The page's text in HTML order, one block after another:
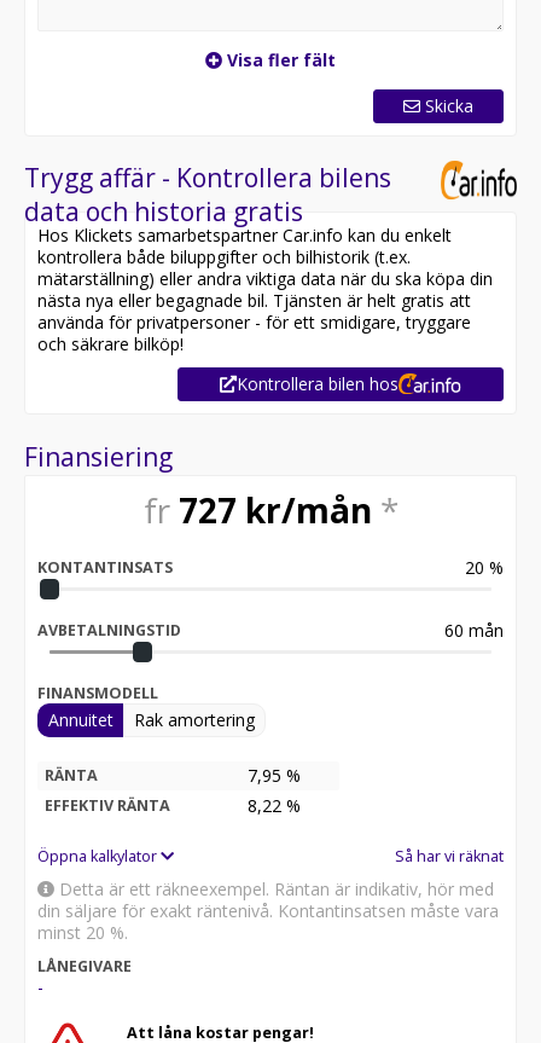
Visa fler fält
Skicka
Trygg affär - Kontrollera bilens
data och historia gratis
Hos Klickets samarbetspartner Car.info kan du enkelt
kontrollera både biluppgifter och bilhistorik (t.ex.
mätarställning) eller andra viktiga data när du ska köpa din
nästa nya eller begagnade bil. Tjänsten är helt gratis att
använda för privatpersoner - för ett smidigare, tryggare
och säkrare bilköp!
Kontrollera bilen hos
Finansiering
fr 727 kr/mån *
KONTANTINSATS 20 %
AVBETALNINGSTID 60 mån
FINANSMODELL
Annuitet Rak amortering
RÄNTA 7,95 %
EFFEKTIV RÄNTA 8,22 %
Öppna kalkylator Så har vi räknat
Detta är ett räkneexempel. Räntan är indikativ, hör med
din säljare för exakt räntenivå. Kontantinsatsen måste vara
minst 20 %.
LÅNEGIVARE
-
Att låna kostar pengar!